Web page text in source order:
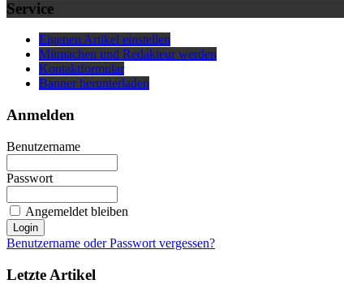
Service
Eigenen Artikel einstellen
Mitmachen und Redakteur werden
Kontaktformular
Banner herunterladen
Anmelden
Benutzername
Passwort
Angemeldet bleiben
Benutzername oder Passwort vergessen?
Letzte Artikel